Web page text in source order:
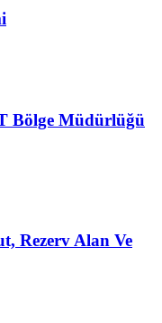
Bölge Müdürlüğü
Rezerv Alan Ve